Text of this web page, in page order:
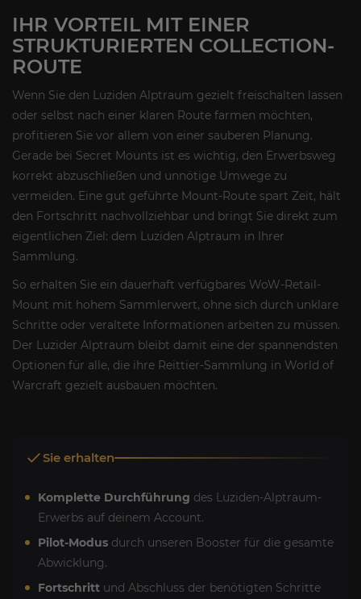
IHR VORTEIL MIT EINER
STRUKTURIERTEN COLLECTION-
ROUTE
Wenn Sie den Luziden Alptraum gezielt freischalten lassen
oder selbst nach einer klaren Route farmen möchten,
profitieren Sie vor allem von einer sauberen Planung.
Gerade bei Secret Mounts ist es wichtig, den Erwerbsweg
korrekt abzuschließen und unnötige Umwege zu
vermeiden. Eine gut geführte Mount-Route spart Zeit, hält
den Fortschritt nachvollziehbar und bringt Sie direkt zum
eigentlichen Ziel: dem Luziden Alptraum in Ihrer
Sammlung.
So erhalten Sie ein dauerhaft verfügbares WoW-Retail-
Mount mit hohem Sammlerwert, ohne sich durch unklare
Schritte oder veraltete Informationen arbeiten zu müssen.
Der Luzider Alptraum bleibt damit eine der spannendsten
Optionen für alle, die ihre Reittier-Sammlung in World of
Warcraft gezielt ausbauen möchten.
Sie erhalten
Komplette Durchführung des Luziden-Alptraum-
Erwerbs auf deinem Account.
Pilot-Modus durch unseren Booster für die gesamte
Abwicklung.
Fortschritt und Abschluss der benötigten Schritte